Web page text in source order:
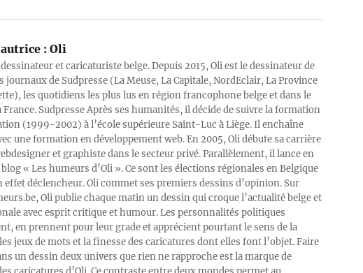
:Oli
et caricaturiste belge. Depuis 2015, Oli est le dessinateur de
journaux de Sudpresse (La Meuse, La Capitale, NordEclair, La Province
les quotidiens les plus lus en région francophone belge et dans le
France. Sudpresse Après ses humanités, il décide de suivre la formation
(1999-2002) à l’école supérieure Saint-Luc à Liège. Il enchaîne
une formation en développement web. En 2005, Oli débute sa carrière
et graphiste dans le secteur privé. Parallèlement, il lance en
« Les humeurs d’Oli ». Ce sont les élections régionales en Belgique
effet déclencheur. Oli commet ses premiers dessins d’opinion. Sur
Oli publie chaque matin un dessin qui croque l’actualité belge et
avec esprit critique et humour. Les personnalités politiques
en prennent pour leur grade et apprécient pourtant le sens de la
jeux de mots et la finesse des caricatures dont elles font l’objet. Faire
un dessin deux univers que rien ne rapproche est la marque de